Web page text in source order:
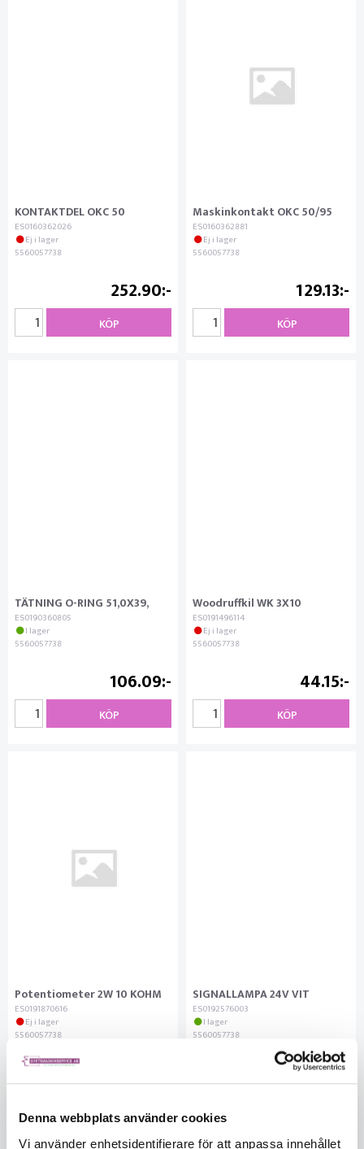
Denna webbplats använder cookies
Vi använder enhetsidentifierare för att anpassa innehållet
KONTAKTDEL OKC 50
ES0160362026
Ej i lager
5560057738
252.90
KÖP
Maskinkontakt OKC 50/95
ES0160362881
Ej i lager
5560057738
129.13
KÖP
TÄTNING O-RING 51,0X39,
ES0190360805
I lager
5560057738
106.09
KÖP
Woodruffkil WK 3X10
ES0191496114
Ej i lager
5560057738
44.15
KÖP
Potentiometer 2W 10 KOHM
ES0191870616
Ej i lager
5560057738
SIGNALLAMPA 24V VIT
ES0192576003
I lager
5560057738
252.90